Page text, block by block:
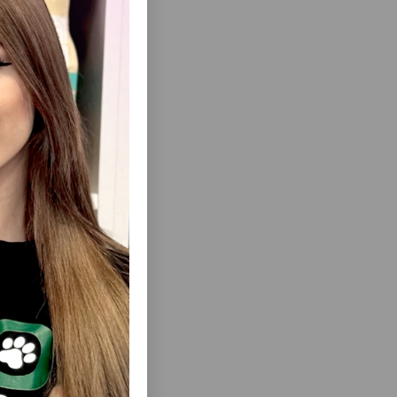
с
Все
КОШЕК
400
ДВОЙНАЯ ПЛАСТИКОВАЯ МИСКА TRIXIE
ДЛЯ КОШЕК. ЦВЕТА В АССОРТИМЕНТЕ.